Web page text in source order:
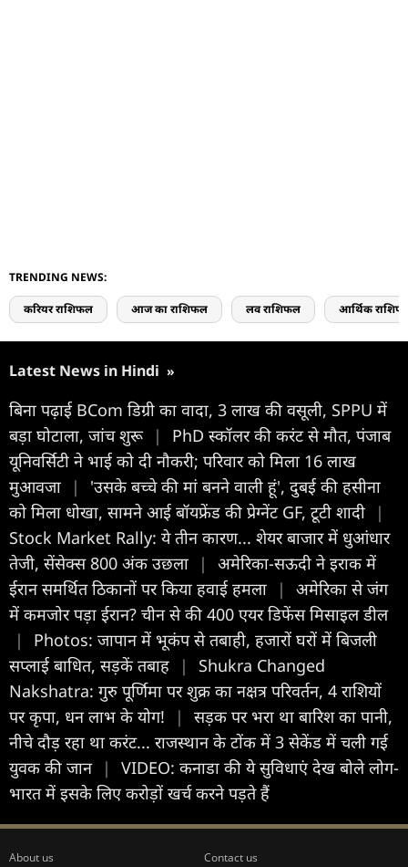
TRENDING NEWS:
करियर राशिफल आज का राशिफल लव राशिफल आर्थिक
Latest News in Hindi »
बिना पढ़ाई BCom डिग्री का वादा, 3 लाख की वसूली, SPPU में
बड़ा घोटाला, जांच शुरू |
PhD स्कॉलर की करंट से मौत, पंजाब
यूनिवर्सिटी ने भाई को दी नौकरी; परिवार को मिला 16 लाख
मुआवजा
|
'उसके बच्चे की मां बनने वाली हूं', दुबई की हसीना
को मिला धोखा, सामने आई बॉयफ्रेंड की प्रेग्नेंट GF, टूटी शादी
|
Stock Market Rally: ये तीन कारण... शेयर बाजार में धुआंधार
तेजी, सेंसेक्स 800 अंक उछला
|
अमेरिका-सऊदी ने इराक में
ईरान समर्थित ठिकानों पर किया हवाई हमला
|
अमेरिका से जंग
में कमजोर पड़ा ईरान? चीन से की 400 एयर डिफेंस मिसाइल डील
|
Photos: जापान में भूकंप से तबाही, हजारों घरों में बिजली
सप्लाई बाधित, सड़कें तबाह
|
Shukra Changed
Nakshatra: गुरु पूर्णिमा पर शुक्र का नक्षत्र परिवर्तन, 4 राशियों
पर कृपा, धन लाभ के योग!
|
सड़क पर भरा था बारिश का पानी,
नीचे दौड़ रहा था करंट... राजस्थान के टोंक में 3 सेकेंड में चली गई
युवक की जान |
VIDEO: कनाडा की ये सुविधाएं देख बोले लोग-
भारत में इसके लिए करोड़ों खर्च करने पड़ते हैं
About us Contact us